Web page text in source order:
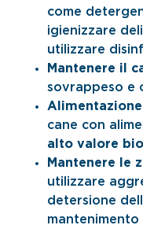
come
igienizzare
utilizzare
Mantenere il
sovrappeso e
cane con
alto valore
Mantenere le
utilizzare
detersione